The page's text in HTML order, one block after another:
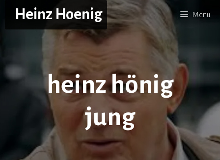
content
Heinz Hoenig Menu
heinz hönig
jung